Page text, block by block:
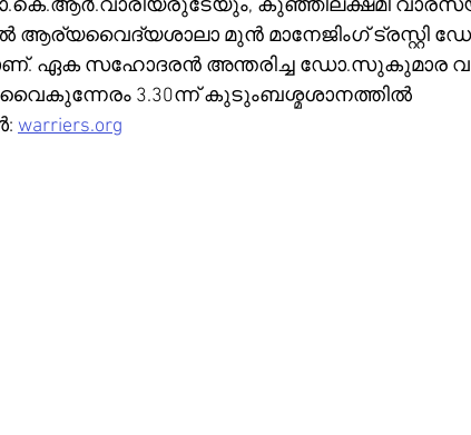
കുഞ്ഞിലക്ഷമി
ആര്യവൈദ്യശാലാ മുൻ മാനേജിംഗ് ട്രസ്റ്റി
ഏക സഹോദരൻ അന്തരിച്ച ഡോ.സുകുമാര
വൈകുന്നേരം 3.30ന്ന് കുടുംബശ്മശാനത്തിൽ
warriers.org